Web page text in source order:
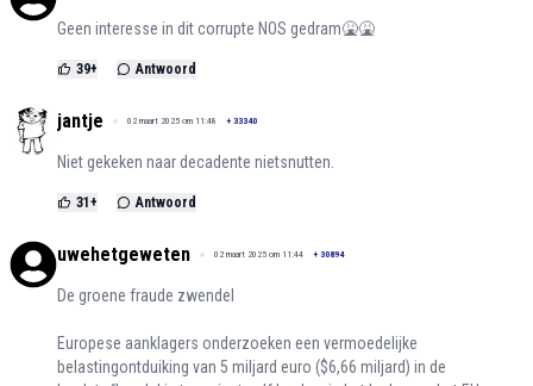
Geen interesse in dit corrupte NOS gedram🤮🤮
39+ Antwoord
jantje 02 maart 2025 om 11:48 + 33340
Niet gekeken naar decadente nietsnutten.
31+ Antwoord
uwehetgeweten 02 maart 2025 om 11:44 + 30894
De groene fraude zwendel
Europese aanklagers onderzoeken een vermoedelijke
belastingontduiking van 5 miljard euro ($6,66 miljard) in de